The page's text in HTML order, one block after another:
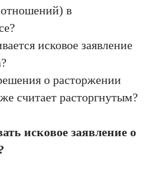
в
исковое заявление
о расторжении
считает расторгнутым?
исковое заявление о